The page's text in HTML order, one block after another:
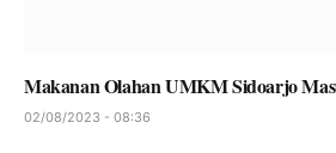
Makanan Olahan UMKM Sidoarjo
02/08/2023 - 08:36